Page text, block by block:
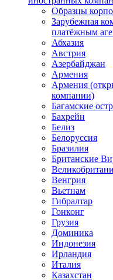
Образцы
Зарубежная
платёжным
Абхазия
Австрия
Азербайджан
Армения
Армения
компании)
Багамские
Бахрейн
Белиз
Белоруссия
Бразилия
Британские
Венгрия
Вьетнам
Гибралтар
Гонконг
Грузия
Доминика
Индонезия
Ирландия
Италия
Казахстан